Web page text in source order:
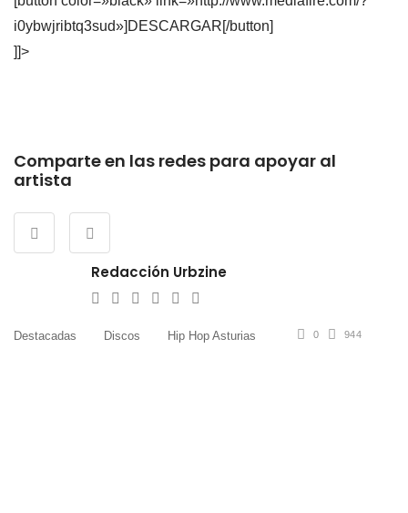
i0ybwjribtq3sud»]DESCARGAR[/button]
]]>
Comparte en las redes para apoyar al
artista
Redacción Urbzine
WebsiteTwitterFacebook
Youtube
Destacadas Discos Hip Hop Asturias 0 944